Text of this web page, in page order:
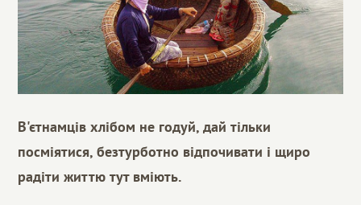
В'єтнамців хлібом не годуй, дай тільки
посміятися, безтурботно відпочивати і щиро
радіти життю тут вміють.